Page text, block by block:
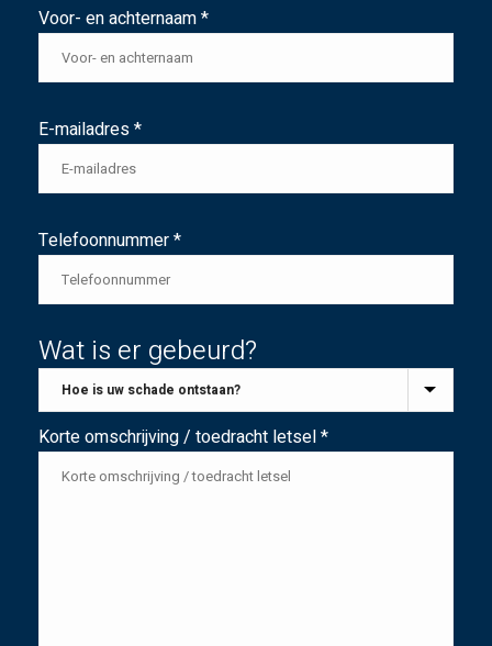
Voor- en achternaam *
E-mailadres *
Telefoonnummer *
Wat is er gebeurd?
Korte omschrijving / toedracht letsel *